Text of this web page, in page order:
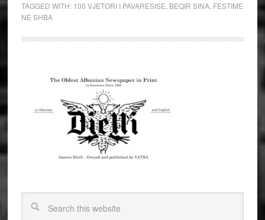
TAGGED WITH: 100 VJETORI I PAVARESISE BEQIR SINA, FESTIME
NE SHBA